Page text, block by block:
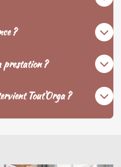
?
prestation ?
Tout'Orga ?